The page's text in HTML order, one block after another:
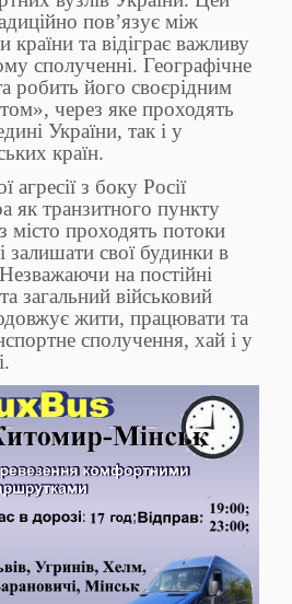
пов’язує між
країни та відіграє важливу
сполученні. Географічне
робить його своєрідним
через яке проходять
України, так і у
країн.
з боку Росії
як транзитного пункту
місто проходять потоки
залишати свої будинки в
на постійні
загальний військовий
жити, працювати та
сполучення, хай і у